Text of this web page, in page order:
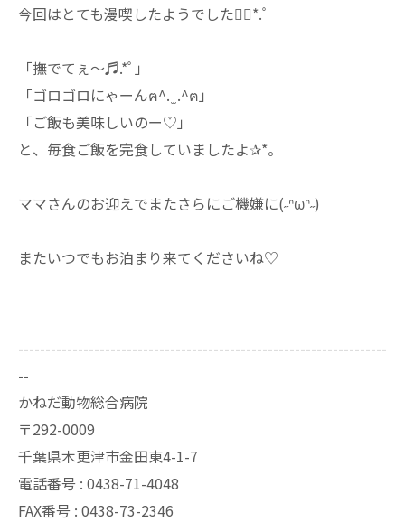
⁡今回はとても漫喫したようでした❁⃘*.ﾟ⁡
⁡「撫でてぇ〜♬.*ﾟ」⁡
⁡「ゴロゴロにゃーんฅ^. ̫ .^ฅ」
⁡⁡「ご飯も美味しいのー♡」⁡
⁡と⁡、毎食ご飯を完食していましたよ✰*。⁡
ママさんのお迎えでまたさらにご機嫌に(˶ᐢωᐢ˶)⁡
⁡またいつでもお泊まり来てくださいね♡⁡
--------------------------------------------------------------------
--
かねだ動物総合病院
〒292-0009
千葉県木更津市金田東4-1-7
電話番号 : 0438-71-4048
FAX番号 : 0438-73-2346